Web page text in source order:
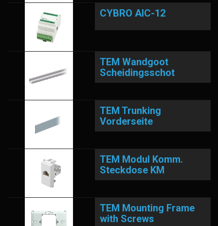
CYBRO AIC-12
TEM Wandgoot
Scheidingsschot
TEM Trunking
Vorderseite
TEM Modul Komm.
Steckdose KM
TEM Mounting Frame
with Screws